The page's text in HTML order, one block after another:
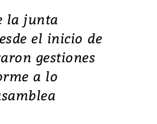
la junta
el inicio de
gestiones
a lo